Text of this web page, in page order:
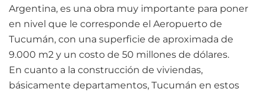
Argentina, es una obra muy importante para poner
en nivel que le corresponde el Aeropuerto de
Tucumán, con una superficie de aproximada de
9.000 m2 y un costo de 50 millones de dólares.
En cuanto a la construcción de viviendas,
básicamente departamentos, Tucumán en estos